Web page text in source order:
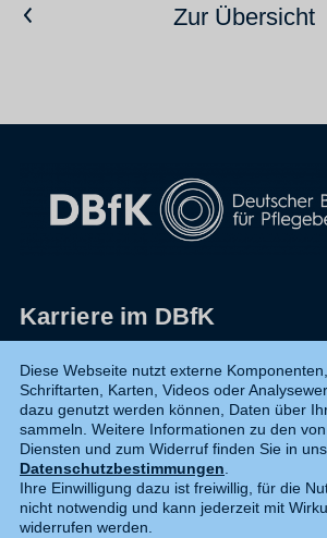
Vorheriger ArtikelZur Übersicht
Karriere im DBfK
Datenschutz
Shop
Widerruf
Kontakt
Diese Webseite nutzt externe
Schriftarten, Karten, Videos oder
dazu genutzt werden können, Daten über
sammeln. Weitere Informationen zu den
Diensten und zum Widerruf finden Sie in
Datenschutzbestimmungen.
Ihre Einwilligung dazu ist freiwillig, für die
nicht notwendig und kann jederzeit mit
widerrufen werden.